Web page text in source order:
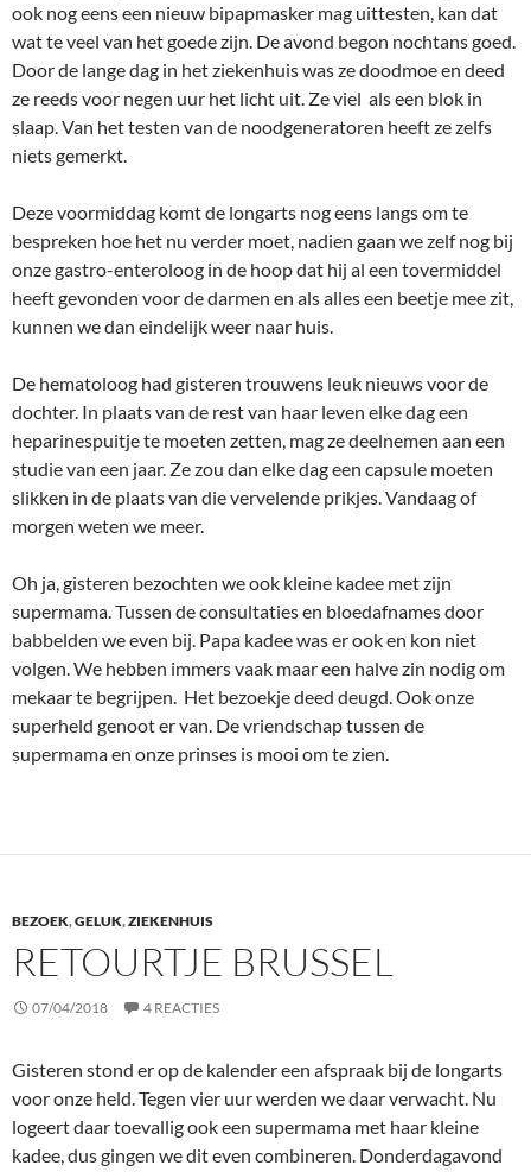
ook nog eens een nieuw bipapmasker mag uittesten, kan dat
wat te veel van het goede zijn. De avond begon nochtans goed.
Door de lange dag in het ziekenhuis was ze doodmoe en deed
ze reeds voor negen uur het licht uit. Ze viel als een blok in
slaap. Van het testen van de noodgeneratoren heeft ze zelfs
niets gemerkt.
Deze voormiddag komt de longarts nog eens langs om te
bespreken hoe het nu verder moet, nadien gaan we zelf nog bij
onze gastro-enteroloog in de hoop dat hij al een tovermiddel
heeft gevonden voor de darmen en als alles een beetje mee zit,
kunnen we dan eindelijk weer naar huis.
De hematoloog had gisteren trouwens leuk nieuws voor de
dochter. In plaats van de rest van haar leven elke dag een
heparinespuitje te moeten zetten, mag ze deelnemen aan een
studie van een jaar. Ze zou dan elke dag een capsule moeten
slikken in de plaats van die vervelende prikjes. Vandaag of
morgen weten we meer.
Oh ja, gisteren bezochten we ook kleine kadee met zijn
supermama. Tussen de consultaties en bloedafnames door
babbelden we even bij. Papa kadee was er ook en kon niet
volgen. We hebben immers vaak maar een halve zin nodig om
mekaar te begrijpen. Het bezoekje deed deugd. Ook onze
superheld genoot er van. De vriendschap tussen de
supermama en onze prinses is mooi om te zien.
BEZOEK,GELUK,ZIEKENHUIS
RETOURTJE BRUSSEL
07/04/2018 4 REACTIES
Gisteren stond er op de kalender een afspraak bij de longarts
voor onze held. Tegen vier uur werden we daar verwacht. Nu
logeert daar toevallig ook een supermama met haar kleine
kadee, dus gingen we dit even combineren. Donderdagavond